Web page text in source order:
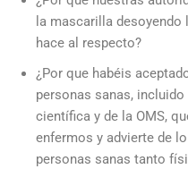
la mascarilla
hace al respecto?
¿Por que habéis
personas sanas,
científica y de la OMS,
enfermos y advierte de
personas sanas tanto